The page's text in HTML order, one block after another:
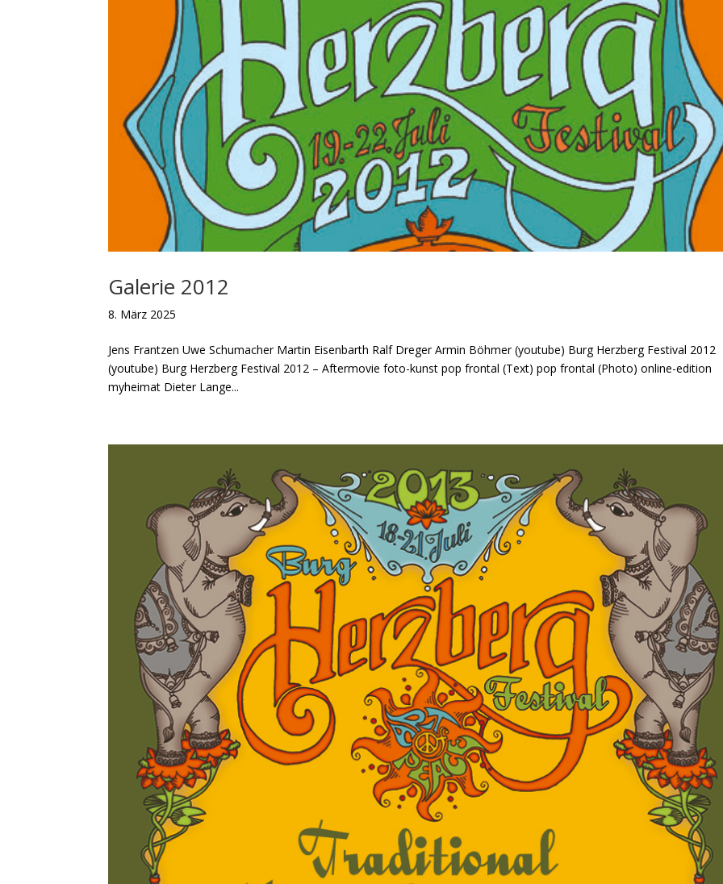
Galerie 2012
8. März 2025
Jens Frantzen Uwe Schumacher Martin Eisenbarth Ralf Dreger Armin Böhmer (youtube) Burg Herzberg Festival 2012
(youtube) Burg Herzberg Festival 2012 – Aftermovie foto-kunst pop frontal (Text) pop frontal (Photo) online-edition
myheimat Dieter Lange...